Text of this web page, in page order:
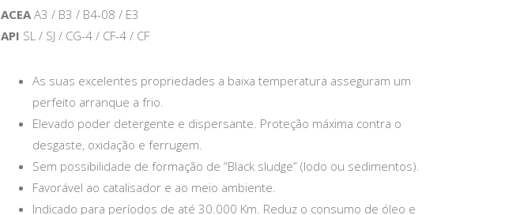
ACEA A3 / B3 / B4-08 / E3
API SL / SJ / CG-4 / CF-4 / CF
As suas excelentes propriedades a baixa temperatura asseguram um
perfeito arranque a frio.
Elevado poder detergente e dispersante. Proteção máxima contra o
desgaste, oxidação e ferrugem.
Sem possibilidade de formação de “Black sludge” (lodo ou sedimentos).
Favorável ao catalisador e ao meio ambiente.
Indicado para períodos de até 30.000 Km. Reduz o consumo de óleo e